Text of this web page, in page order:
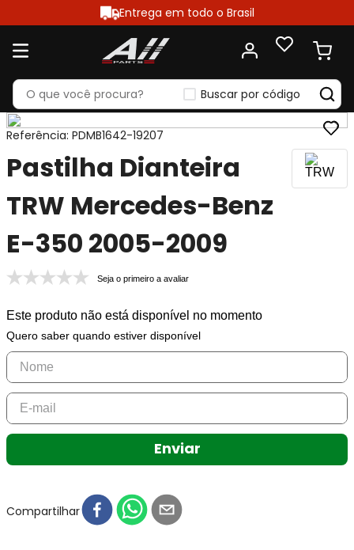
Entrega em todo o Brasil
Buscar por código
Referência: PDMB1642-19207
Pastilha Dianteira
TRW Mercedes-Benz
E-350 2005-2009
Seja o primeiro a avaliar
Este produto não está disponível no momento
Quero saber quando estiver disponível
Enviar
Compartilhar